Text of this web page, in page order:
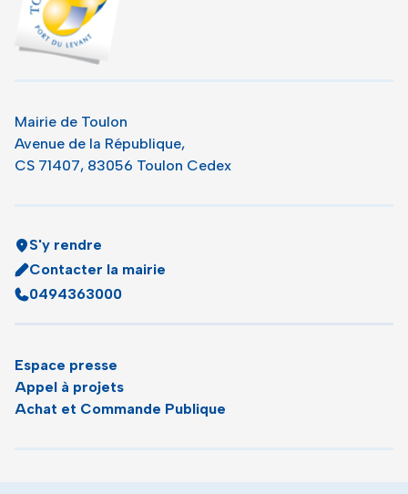
Mairie de Toulon
Avenue de la République,
CS 71407, 83056 Toulon Cedex
S'y rendre
Contacter la mairie
0494363000
Espace presse
Appel à projets
Achat et Commande Publique